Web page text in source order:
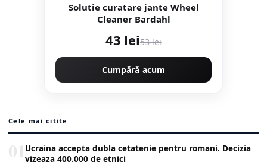
Solutie curatare jante Wheel
Cleaner Bardahl
43 lei53 lei
Cumpără acum
Cele mai citite
Ucraina accepta dubla cetatenie pentru romani. Decizia
vizeaza 400.000 de etnici